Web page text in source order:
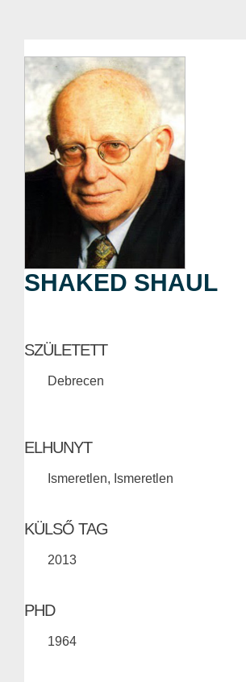
SHAKED SHAUL
SZÜLETETT
Debrecen
ELHUNYT
Ismeretlen, Ismeretlen
KÜLSŐ TAG
2013
PHD
1964